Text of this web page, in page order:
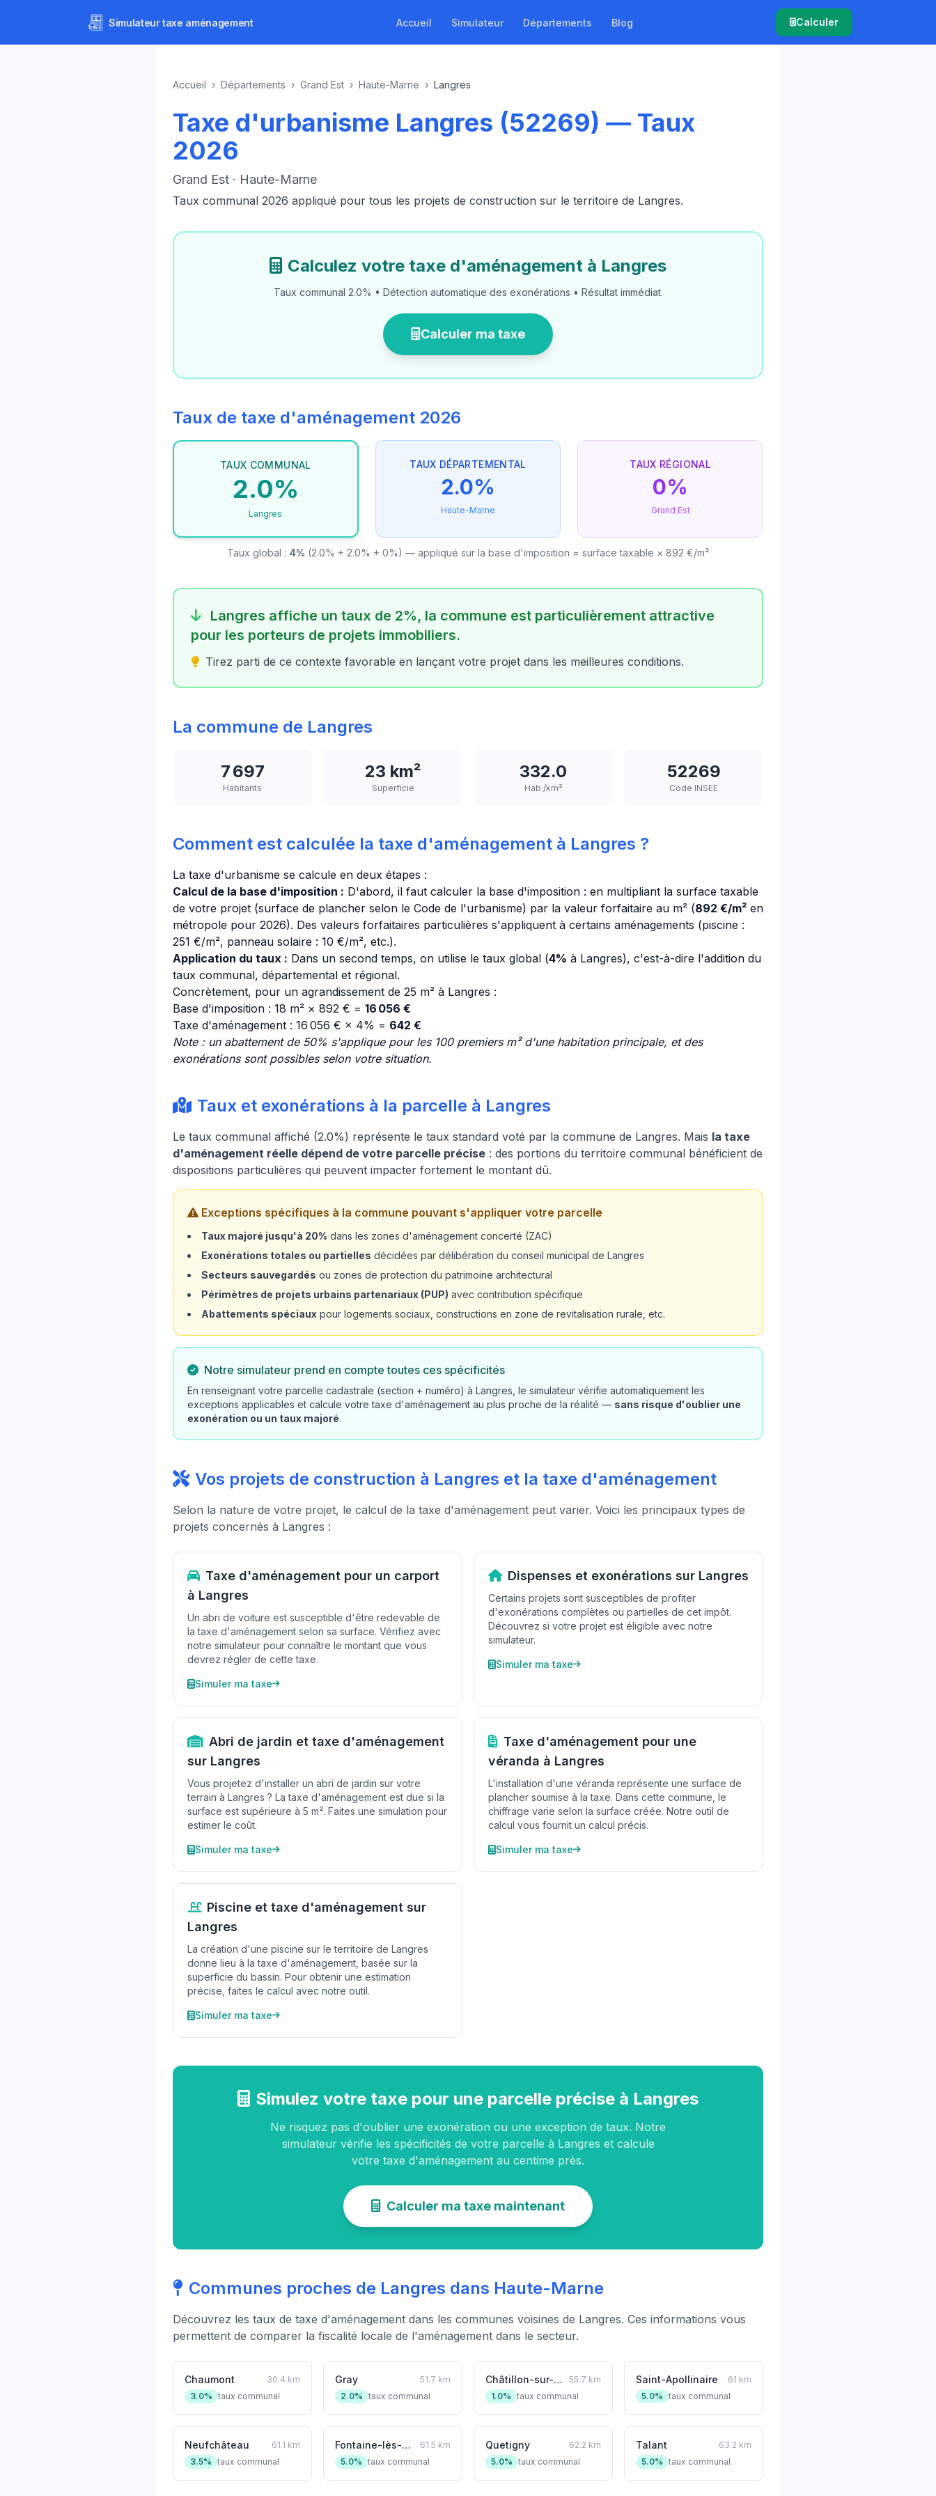
Simulateurtaxe aménagement Accueil Simulateur Départements Blog Calculer
Accueil › Départements › Grand Est › Haute-Marne › Langres
Taxe d'urbanisme Langres (52269) — Taux
2026
Grand Est · Haute-Marne
Taux communal 2026 appliqué pour tous les projets de construction sur le territoire de Langres.
Calculez votre taxe d'aménagement à Langres
Taux communal 2.0% • Détection automatique des exonérations • Résultat immédiat.
Calculer ma taxe
Taux de taxe d'aménagement 2026
TAUX COMMUNAL
2.0%
Langres
TAUX DÉPARTEMENTAL
2.0%
Haute-Marne
TAUX RÉGIONAL
0%
Grand Est
Taux global : 4% (2.0% + 2.0% + 0%) — appliqué sur la base d'imposition = surface taxable × 892 €/m²
Langres affiche un taux de 2%, la commune est particulièrement attractive
pour les porteurs de projets immobiliers.
Tirez parti de ce contexte favorable en lançant votre projet dans les meilleures conditions.
La commune de Langres
7 697
Habitants
23 km²
Superficie
332.0
Hab./km²
52269
Code INSEE
Comment est calculée la taxe d'aménagement à Langres ?
La taxe d'urbanisme se calcule en deux étapes :
Calcul de la base d'imposition : D'abord, il faut calculer la base d'imposition : en multipliant la surface taxable
de votre projet (surface de plancher selon le Code de l'urbanisme) par la valeur forfaitaire au m² (892 €/m² en
métropole pour 2026). Des valeurs forfaitaires particulières s'appliquent à certains aménagements (piscine :
251 €/m², panneau solaire : 10 €/m², etc.).
Application du taux : Dans un second temps, on utilise le taux global (4% à Langres), c'est-à-dire l'addition du
taux communal, départemental et régional.
Concrètement, pour un agrandissement de 25 m² à Langres :
Base d'imposition : 18 m² × 892 € = 16 056 €
Taxe d'aménagement : 16 056 € × 4% = 642 €
Note : un abattement de 50% s'applique pour les 100 premiers m² d'une habitation principale, et des
exonérations sont possibles selon votre situation.
Taux et exonérations à la parcelle à Langres
Le taux communal affiché (2.0%) représente le taux standard voté par la commune de Langres. Mais la taxe
d'aménagement réelle dépend de votre parcelle précise : des portions du territoire communal bénéficient de
dispositions particulières qui peuvent impacter fortement le montant dû.
Exceptions spécifiques à la commune pouvant s'appliquer votre parcelle
Taux majoré jusqu'à 20% dans les zones d'aménagement concerté (ZAC)
Exonérations totales ou partielles décidées par délibération du conseil municipal de Langres
Secteurs sauvegardés ou zones de protection du patrimoine architectural
Périmètres de projets urbains partenariaux (PUP) avec contribution spécifique
Abattements spéciaux pour logements sociaux, constructions en zone de revitalisation rurale, etc.
Notre simulateur prend en compte toutes ces spécificités
En renseignant votre parcelle cadastrale (section + numéro) à Langres, le simulateur vérifie automatiquement les
exceptions applicables et calcule votre taxe d'aménagement au plus proche de la réalité — sans risque d'oublier une
exonération ou un taux majoré.
Vos projets de construction à Langres et la taxe d'aménagement
Selon la nature de votre projet, le calcul de la taxe d'aménagement peut varier. Voici les principaux types de
projets concernés à Langres :
Taxe d'aménagement pour un carport
à Langres
Un abri de voiture est susceptible d'être redevable de
la taxe d'aménagement selon sa surface. Vérifiez avec
notre simulateur pour connaître le montant que vous
devrez régler de cette taxe.
Simuler ma taxe
Dispenses et exonérations sur Langres
Certains projets sont susceptibles de profiter
d'exonérations complètes ou partielles de cet impôt.
Découvrez si votre projet est éligible avec notre
simulateur.
Simuler ma taxe
Abri de jardin et taxe d'aménagement
sur Langres
Vous projetez d'installer un abri de jardin sur votre
terrain à Langres ? La taxe d'aménagement est due si la
surface est supérieure à 5 m². Faites une simulation pour
estimer le coût.
Simuler ma taxe
Taxe d'aménagement pour une
véranda à Langres
L'installation d'une véranda représente une surface de
plancher soumise à la taxe. Dans cette commune, le
chiffrage varie selon la surface créée. Notre outil de
calcul vous fournit un calcul précis.
Simuler ma taxe
Piscine et taxe d'aménagement sur
Langres
La création d'une piscine sur le territoire de Langres
donne lieu à la taxe d'aménagement, basée sur la
superficie du bassin. Pour obtenir une estimation
précise, faites le calcul avec notre outil.
Simuler ma taxe
Simulez votre taxe pour une parcelle précise à Langres
Ne risquez pas d'oublier une exonération ou une exception de taux. Notre
simulateur vérifie les spécificités de votre parcelle à Langres et calcule
votre taxe d'aménagement au centime près.
Calculer ma taxe maintenant
Communes proches de Langres dans Haute-Marne
Découvrez les taux de taxe d'aménagement dans les communes voisines de Langres. Ces informations vous
permettent de comparer la fiscalité locale de l'aménagement dans le secteur.
Chaumont
30.4 km
3.0% taux communal
Gray
51.7 km
2.0% taux communal
Châtillon-sur-Seine
55.7 km
1.0% taux communal
Saint-Apollinaire
61 km
5.0% taux communal
Neufchâteau
61.1 km
3.5% taux communal
Fontaine-lès-Dijon
61.5 km
5.0% taux communal
Quetigny
62.2 km
5.0% taux communal
Talant
63.2 km
5.0% taux communal